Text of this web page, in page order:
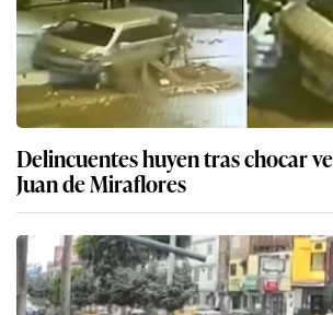
Delincuentes huyen tras chocar
Juan de Miraflores